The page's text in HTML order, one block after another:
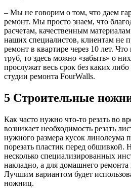
– Мы не говорим о том, что даем
ремонт. Мы просто знаем, что
расчетам, качественным
наших специалистов, клиентам не
ремонт в квартире через 10 лет. Что
труб, то здесь можно «забыть» о
прослужат весь срок без каких
студии ремонта FourWalls.
5 Строительные
Как часто нужно что-то резать во
возникает необходимость резать
нужного размера кусок линолеума
порезать пластик перед обшивкой.
несколько специализированных
накладно, а для домашнего ремонта
Лучшим вариантом будет
ножниц.